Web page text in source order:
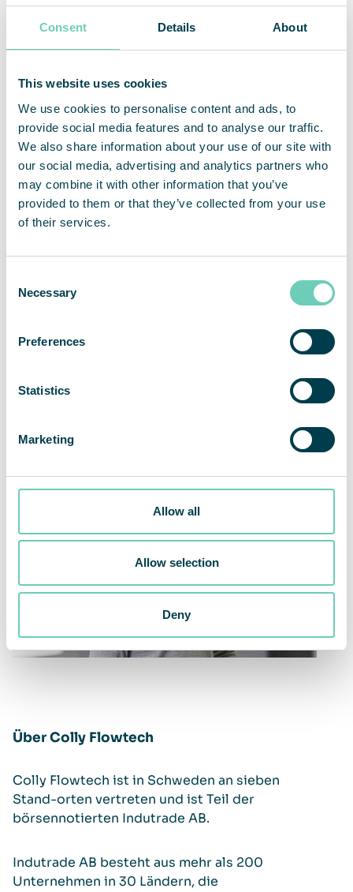
Consent Details About
This website uses cookies
We use cookies to personalise content and ads, to
provide social media features and to analyse our traffic.
We also share information about your use of our site with
our social media, advertising and analytics partners who
may combine it with other information that you’ve
provided to them or that they’ve collected from your use
of their services.
Selection
Necessary
Preferences
Statistics
Marketing
Allow all
Allow selection
Deny
schnell und einfach erweitern“, sagt Max Malm.
„Das haben wir soeben getan. Ein weiteres Plus:
Wir konnten den Reinraum während der
in der Lage, unseren engen Zeitplan einzuhalten.“
Colly Flowtech und QleanAir arbeiteten während
der gesamten Planung, Errichtung, Validierung und
Klassifizierung des Reinraums eng zusammen.
QleanAir wirkte auch an der Erstellung bestimmter
Arbeitsanweisungen mit. Darüber hinaus lieferte
QleanAir auch freistehende Luftreiniger, die zur
„Der nächste Schritt für uns wird darin liegen, die
Nachfrage zu erhöhen. Auf dem Markt herrscht
Reinräumen hergestellt werden“, schließt Max
Über Colly Flowtech
Colly Flowtech ist in Schweden an sieben
Stand-orten vertreten und ist Teil der
börsennotierten Indutrade AB.
Indutrade AB besteht aus mehr als 200
Unternehmen in 30 Ländern, die